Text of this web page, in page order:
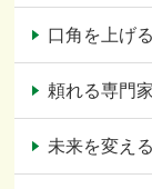
口角を上げ
頼れる専門
未来を変え